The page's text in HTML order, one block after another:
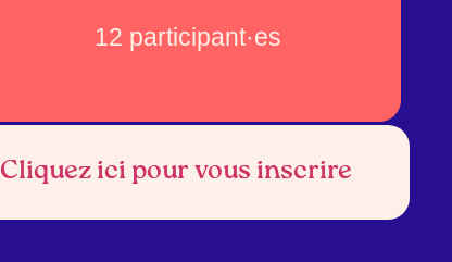
12 participant·es
Cliquez ici pour vous inscrire